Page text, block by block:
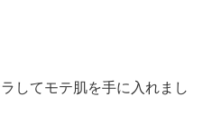
してモテ肌を手に入れまし